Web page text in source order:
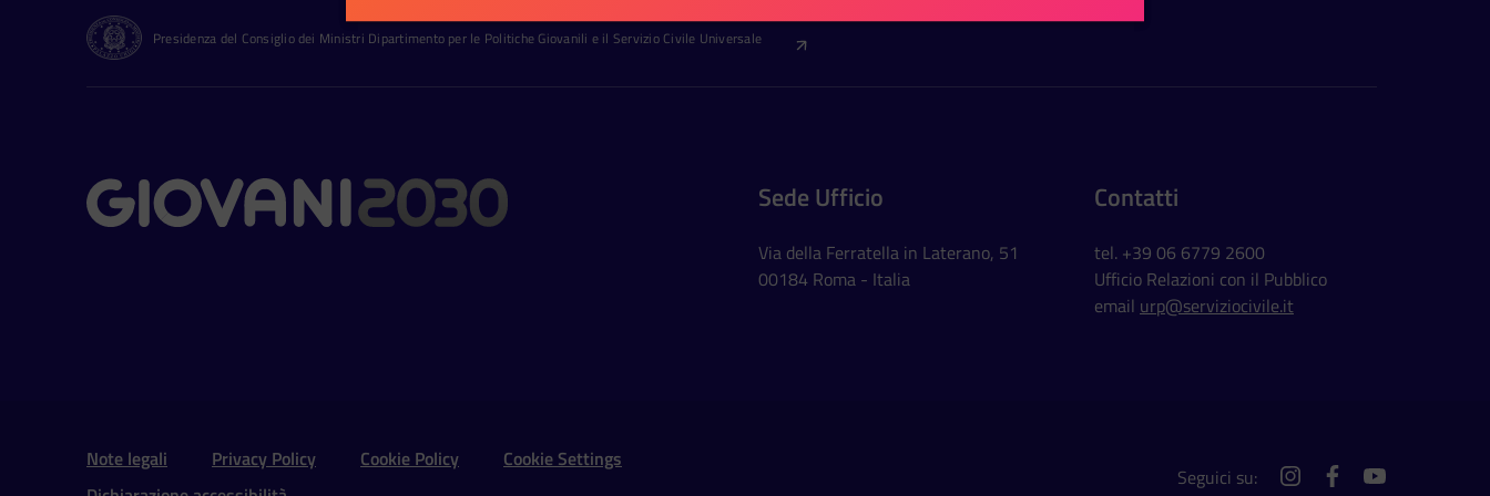
Presidenza del Consiglio dei Ministri Dipartimento per le Politiche Giovanili e il Servizio Civile Universale
Contatti Sede Ufficio
Via della Ferratella in Laterano, 51
00184 Roma - Italia
Contatti
tel. +39 06 6779 2600
Ufficio Relazioni con il Pubblico
email urp@serviziocivile.it
Sezione Link Utili e Social Networks
Note legali Privacy Policy Cookie Policy
Cookie Settings
Seguici su: instagramfacebookyoutube